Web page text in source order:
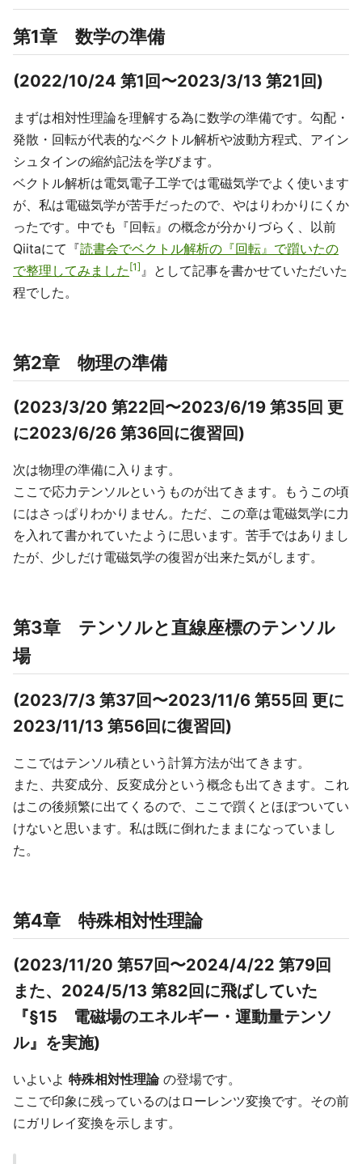
第1章 数学の準備
(2022/10/24 第1回〜2023/3/13 第21回)
まずは相対性理論を理解する為に数学の準備です。勾配・
発散・回転が代表的なベクトル解析や波動方程式、アイン
シュタインの縮約記法を学びます。
ベクトル解析は電気電子工学では電磁気学でよく使います
が、私は電磁気学が苦手だったので、やはりわかりにくか
ったです。中でも『回転』の概念が分かりづらく、以前
Qiitaにて『読書会でベクトル解析の『回転』で躓いたの
で整理してみました 1 』として記事を書かせていただいた
程でした。
第2章 物理の準備
(2023/3/20 第22回〜2023/6/19 第35回 更
に2023/6/26 第36回に復習回)
次は物理の準備に入ります。
ここで応力テンソルというものが出てきます。もうこの頃
にはさっぱりわかりません。ただ、この章は電磁気学に力
を入れて書かれていたように思います。苦手ではありまし
たが、少しだけ電磁気学の復習が出来た気がします。
第3章 テンソルと直線座標のテンソル
場
(2023/7/3 第37回〜2023/11/6 第55回 更に
2023/11/13 第56回に復習回)
ここではテンソル積という計算方法が出てきます。
また、共変成分、反変成分という概念も出てきます。これ
はこの後頻繁に出てくるので、ここで躓くとほぼついてい
けないと思います。私は既に倒れたままになっていまし
た。
第4章 特殊相対性理論
(2023/11/20 第57回〜2024/4/22 第79回
また、2024/5/13 第82回に飛ばしていた
『§15 電磁場のエネルギー・運動量テンソ
ル』を実施)
いよいよ 特殊相対性理論の登場です。
ここで印象に残っているのはローレンツ変換です。その前
にガリレイ変換を示します。